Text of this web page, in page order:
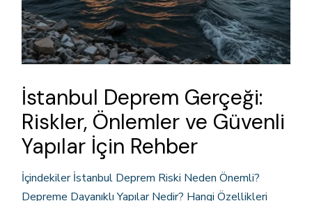
İstanbul Deprem Gerçeği:
Riskler, Önlemler ve Güvenli
Yapılar İçin Rehber
İçindekiler İstanbul Deprem Riski Neden Önemli?
Depreme Dayanıklı Yapılar Nedir? Hangi Özellikleri